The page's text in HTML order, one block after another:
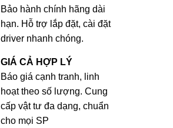
Bảo hành chính hãng dài
hạn. Hỗ trợ lắp đặt, cài đặt
driver nhanh chóng.
GIÁ CẢ HỢP LÝ
Báo giá cạnh tranh, linh
hoạt theo số lượng. Cung
cấp vật tư đa dạng, chuẩn
cho mọi SP